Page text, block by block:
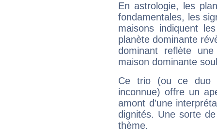
En astrologie, les
fondamentales, les
maisons indiquent
planète dominante
dominant reflète
maison dominante
Ce trio (ou ce duo
inconnue) offre un
amont d'une
dignités. Une sorte
thème.